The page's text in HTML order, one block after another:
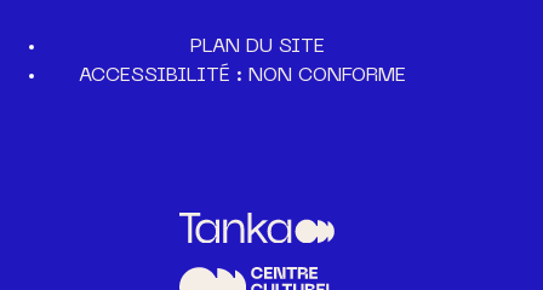
PLAN DU SITE
ACCESSIBILITÉ : NON CONFORME